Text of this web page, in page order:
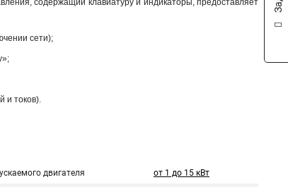
содержащий клавиатуру и индикаторы, предоставляет
сети);
и токов).
двигателя от 1 до 15 кВт